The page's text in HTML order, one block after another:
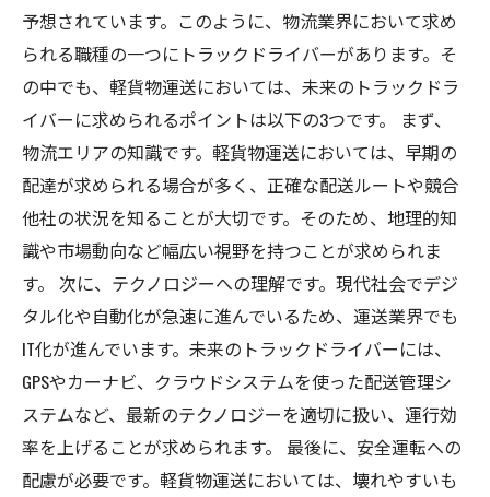
予想されています。このように、物流業界において求め
られる職種の一つにトラックドライバーがあります。そ
の中でも、軽貨物運送においては、未来のトラックドラ
イバーに求められるポイントは以下の3つです。 まず、
物流エリアの知識です。軽貨物運送においては、早期の
配達が求められる場合が多く、正確な配送ルートや競合
他社の状況を知ることが大切です。そのため、地理的知
識や市場動向など幅広い視野を持つことが求められま
す。 次に、テクノロジーへの理解です。現代社会でデジ
タル化や自動化が急速に進んでいるため、運送業界でも
IT化が進んでいます。未来のトラックドライバーには、
GPSやカーナビ、クラウドシステムを使った配送管理シ
ステムなど、最新のテクノロジーを適切に扱い、運行効
率を上げることが求められます。 最後に、安全運転への
配慮が必要です。軽貨物運送においては、壊れやすいも